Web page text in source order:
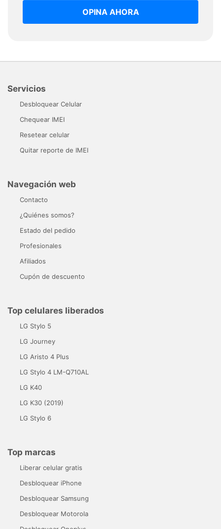
OPINA AHORA
Servicios
Desbloquear Celular
Chequear IMEI
Resetear celular
Quitar reporte de IMEI
Navegación web
Contacto
¿Quiénes somos?
Estado del pedido
Profesionales
Afiliados
Cupón de descuento
Top celulares liberados
LG Stylo 5
LG Journey
LG Aristo 4 Plus
LG Stylo 4 LM-Q710AL
LG K40
LG K30 (2019)
LG Stylo 6
Top marcas
Liberar celular gratis
Desbloquear iPhone
Desbloquear Samsung
Desbloquear Motorola